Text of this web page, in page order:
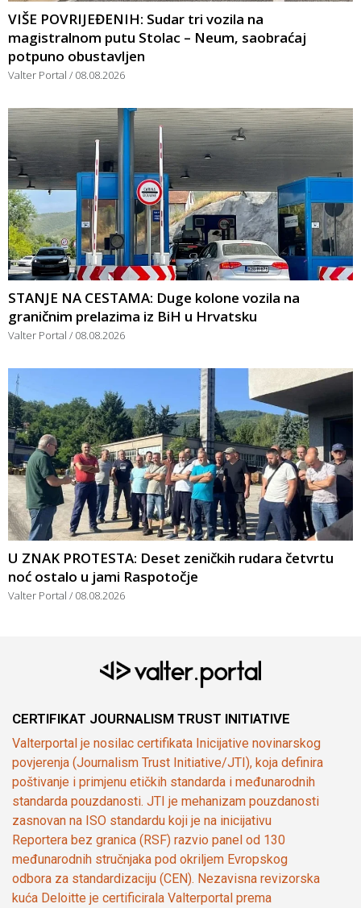
VIŠE POVRIJEĐENIH: Sudar tri vozila na
magistralnom putu Stolac – Neum, saobraćaj
potpuno obustavljen
Valter Portal 08.08.2026
STANJE NA CESTAMA: Duge kolone vozila na
graničnim prelazima iz BiH u Hrvatsku
Valter Portal 08.08.2026
U ZNAK PROTESTA: Deset zeničkih rudara četvrtu
noć ostalo u jami Raspotočje
Valter Portal 08.08.2026
CERTIFIKAT JOURNALISM TRUST INITIATIVE
Valterportal je nosilac certifikata Inicijative novinarskog
povjerenja (Journalism Trust Initiative/JTI), koja definira
poštivanje i primjenu etičkih standarda i međunarodnih
standarda pouzdanosti. JTI je mehanizam pouzdanosti
zasnovan na ISO standardu koji je na inicijativu
Reportera bez granica (RSF) razvio panel od 130
međunarodnih stručnjaka pod okriljem Evropskog
odbora za standardizaciju (CEN). Nezavisna revizorska
kuća Deloitte je certificirala Valterportal prema